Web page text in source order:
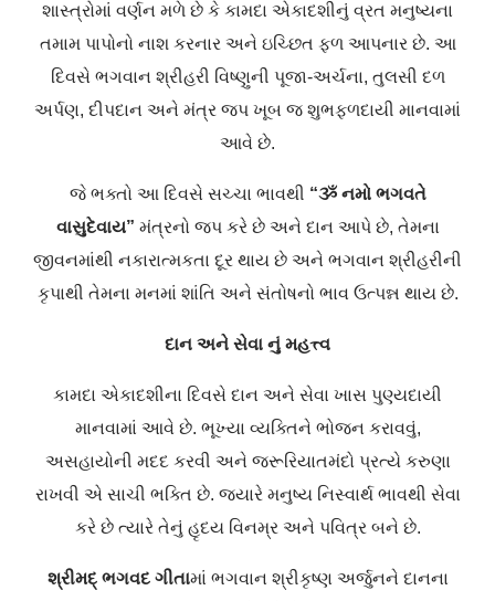
શાસ્ત્રોમાં વર્ણન મળે છે કે કામદા એકાદશીનું વ્રત મનુષ્યના
તમામ પાપોનો નાશ કરનાર અને ઇચ્છિત ફળ આપનાર છે. આ
દિવસે ભગવાન શ્રીહરી વિષ્ણુની પૂજા-અર્ચના, તુલસી દળ
અર્પણ, દીપદાન અને મંત્ર જપ ખૂબ જ શુભફળદાયી માનવામાં
આવે છે.
જે ભક્તો આ દિવસે સચ્ચા ભાવથી “ૐ નમો ભગવતે
વાસુદેવાય” મંત્રનો જપ કરે છે અને દાન આપે છે, તેમના
જીવનમાંથી નકારાત્મકતા દૂર થાય છે અને ભગવાન શ્રીહરીની
કૃપાથી તેમના મનમાં શાંતિ અને સંતોષનો ભાવ ઉત્પન્ન થાય છે.
દાન અને સેવા નું મહત્ત્વ
કામદા એકાદશીના દિવસે દાન અને સેવા ખાસ પુણ્યદાયી
માનવામાં આવે છે. ભૂખ્યા વ્યક્તિને ભોજન કરાવવું,
અસહાયોની મદદ કરવી અને જરૂરિયાતમંદો પ્રત્યે કરુણા
રાખવી એ સાચી ભક્તિ છે. જ્યારે મનુષ્ય નિસ્વાર્થ ભાવથી સેવા
કરે છે ત્યારે તેનું હૃદય વિનમ્ર અને પવિત્ર બને છે.
શ્રીમદ્ ભગવદ ગીતામાં ભગવાન શ્રીકૃષ્ણ અર્જુનને દાનના